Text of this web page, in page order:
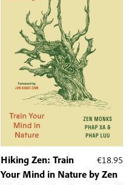
€18.95
Hiking Zen: Train
Your Mind in Nature by Zen